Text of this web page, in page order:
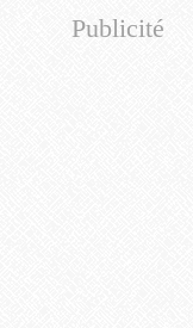
Publicité